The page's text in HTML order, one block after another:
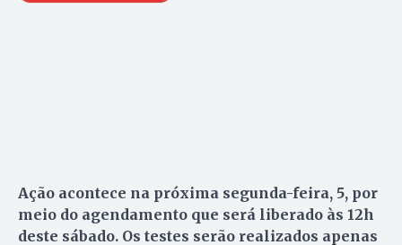
Ação acontece na próxima segunda-feira, 5, por
meio do agendamento que será liberado às 12h
deste sábado. Os testes serão realizados apenas